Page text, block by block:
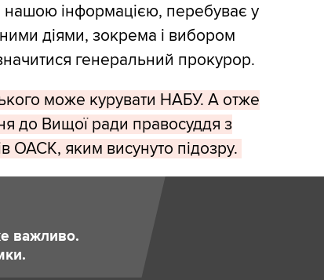
інформацією, перебуває у
діями, зокрема і вибором
генеральний прокурор.
може курувати НАБУ. А отже
до Вищої ради правосуддя з
ОАСК, яким висунуто підозру.
важливо.